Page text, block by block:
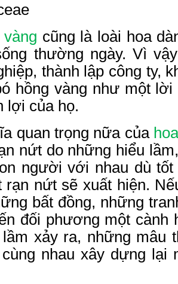
vàng cũng là loài hoa
thường ngày. Vì
thành lập công ty,
hồng vàng như một
lợi của họ.
quan trọng nữa của
nứt do những hiểu
người với nhau dù
rạn nứt sẽ xuất hiện.
bất đồng, những
đối phương một cành
xảy ra, những mâu
nhau xây dựng